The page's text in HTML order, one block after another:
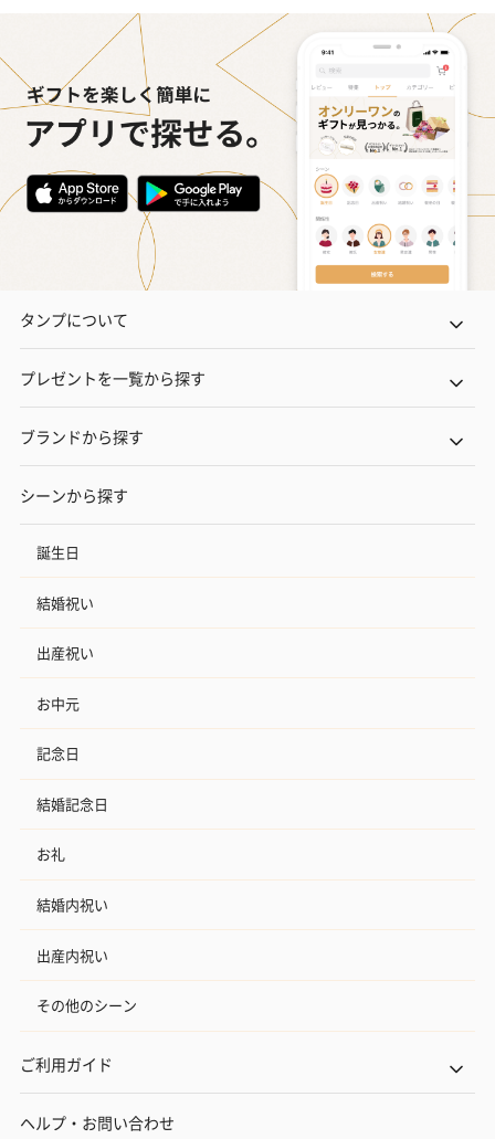
タンプについて
プレゼントを一覧から探す
ブランドから探す
シーンから探す
誕生日
結婚祝い
出産祝い
お中元
記念日
結婚記念日
お礼
結婚内祝い
出産内祝い
その他のシーン
ご利用ガイド
ヘルプ・お問い合わせ